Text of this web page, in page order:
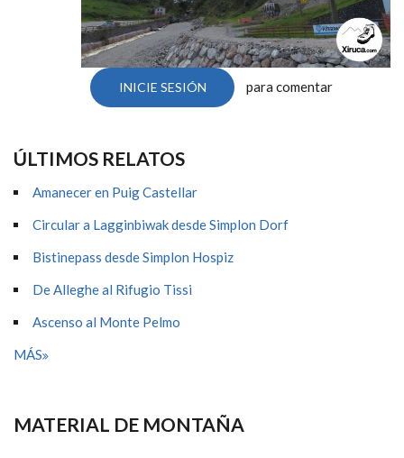
INICIE SESIÓN para comentar
ÚLTIMOS RELATOS
Amanecer en Puig Castellar
Circular a Lagginbiwak desde Simplon Dorf
Bistinepass desde Simplon Hospiz
De Alleghe al Rifugio Tissi
Ascenso al Monte Pelmo
MÁS
MATERIAL DE MONTAÑA